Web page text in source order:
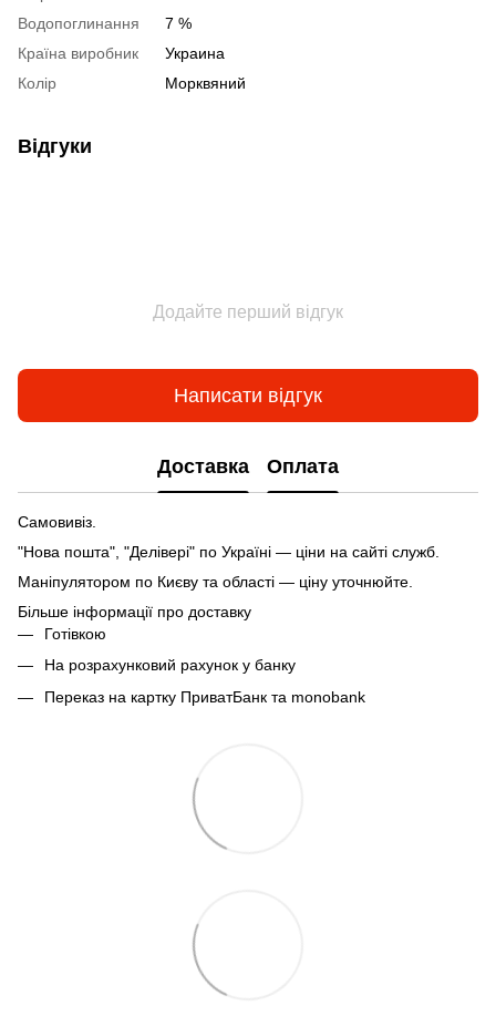
Водопоглинання
7 %
Країна виробник
Украина
Колір
Морквяний
Відгуки
Додайте перший відгук
Написати відгук
Доставка Оплата
Самовивіз.
"Нова пошта", "Делівері" по Україні — ціни на сайті служб.
Маніпулятором по Києву та області — ціну уточнюйте.
Більше інформації про доставку
Готівкою
На розрахунковий рахунок у банку
Переказ на картку ПриватБанк та monobank